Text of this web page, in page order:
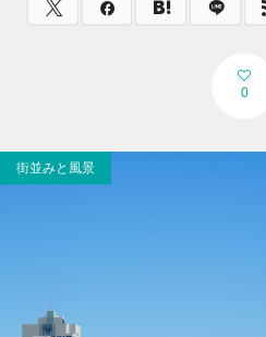
0
街並みと風景